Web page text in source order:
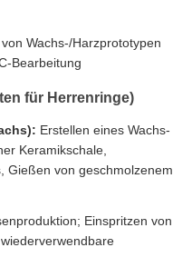
Wachs-/Harzprototypen
Bearbeitung
für Herrenringe)
Erstellen eines Wachs-
Keramikschale,
Gießen von geschmolzenem
Einspritzen von